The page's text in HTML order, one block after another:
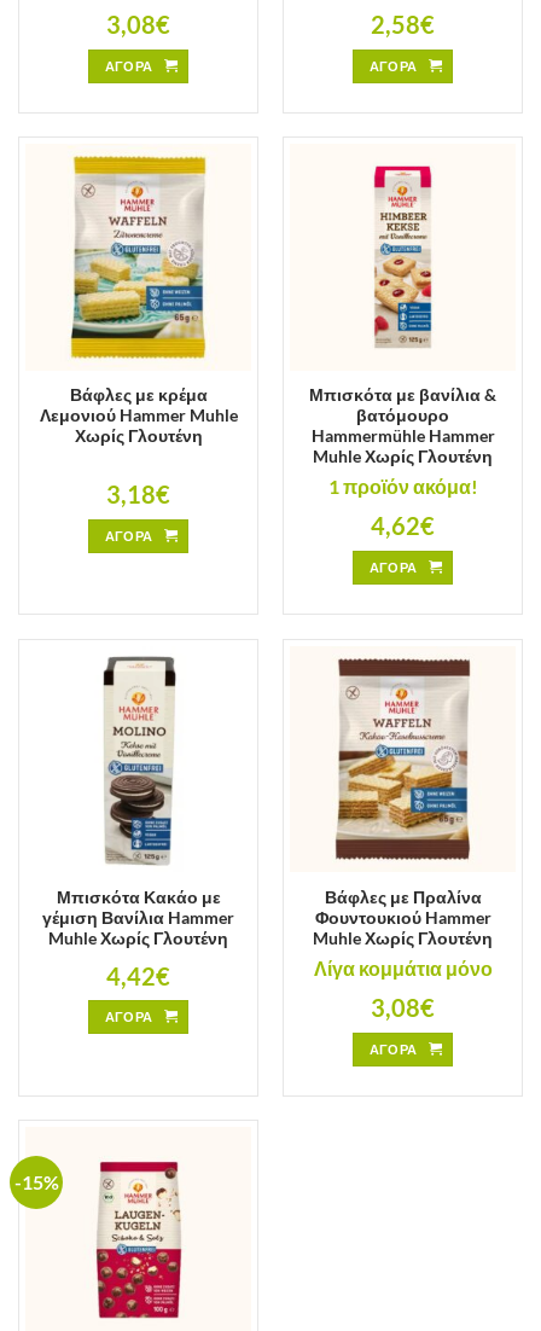
3,08€
ΑΓΟΡΑ
2,58€
ΑΓΟΡΑ
Βάφλες με κρέμα
Λεμονιού Hammer Muhle
Χωρίς Γλουτένη
3,18€
ΑΓΟΡΑ
Μπισκότα με βανίλια &
βατόμουρο
Hammermühle Hammer
Muhle Χωρίς Γλουτένη
1 προϊόν ακόμα!
4,62€
ΑΓΟΡΑ
Μπισκότα Κακάο με
γέμιση Βανίλια Hammer
Muhle Χωρίς Γλουτένη
4,42€
ΑΓΟΡΑ
Βάφλες με Πραλίνα
Φουντουκιού Hammer
Muhle Χωρίς Γλουτένη
Λίγα κομμάτια μόνο
3,08€
ΑΓΟΡΑ
-15%